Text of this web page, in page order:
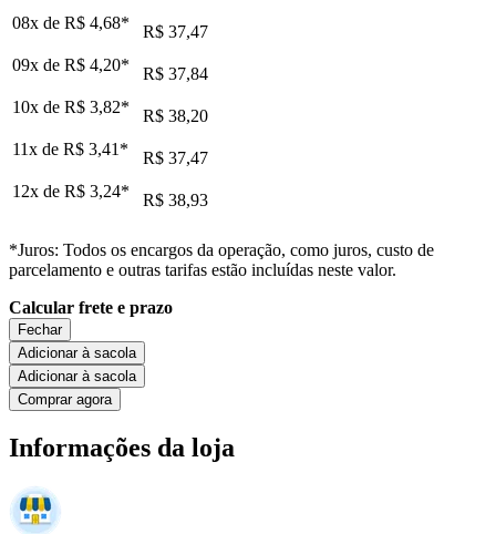
08x de R$ 4,68*
R$ 37,47
09x de R$ 4,20*
R$ 37,84
10x de R$ 3,82*
R$ 38,20
11x de R$ 3,41 *
R$ 37,47
12x de R$ 3,24* R$ 38,93
*Juros: Todos os encargos da operação, como juros, custo de
parcelamento e outras tarifas estão incluídas neste valor.
Calcular frete e prazo
Fechar
Adicionar à sacola
Adicionar à sacola
Comprar agora
Informações da loja